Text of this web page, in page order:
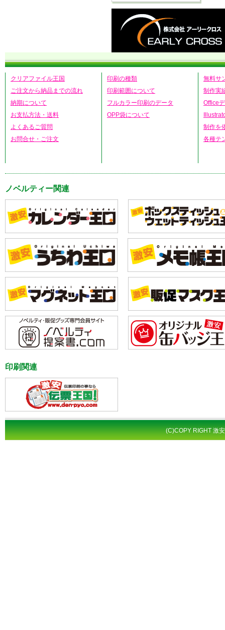
クリアファイル王国
ご注文から納品までの流れ
納期について
お支払方法・送料
よくあるご質問
お問合せ・ご注文
印刷の種類
印刷範囲について
フルカラー印刷のデータ
OPP袋について
無料サ
制作実
Office
制作を
各種テ
ノベルティー関連
印刷関連
(C)COPY RIGHT 激